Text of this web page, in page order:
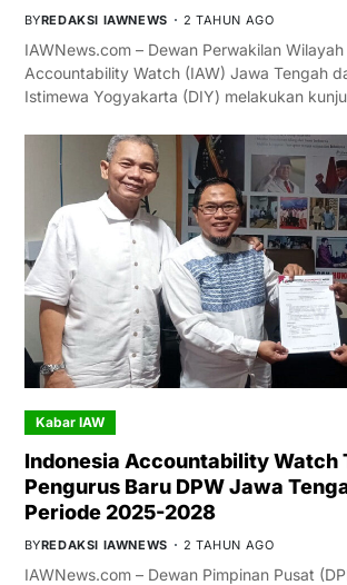
BYREDAKSI IAWNEWS 2 TAHUN AGO
IAWNews.com – Dewan Perwakilan
Accountability Watch (IAW) Jawa Tengah
Istimewa Yogyakarta (DIY) melakukan
Kabar IAW
Indonesia Accountability Watch
Pengurus Baru DPW Jawa
Periode 2025-2028
BYREDAKSI IAWNEWS 2 TAHUN AGO
IAWNews.com – Dewan Pimpinan Pusat